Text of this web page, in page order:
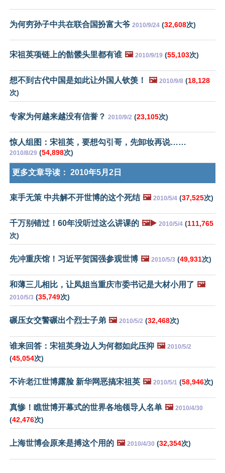
为何穷孙子中共在联合国扮富大爷 2010/9/24 (32,608次)
宋祖英项链上的骷髅头里都有谁 🖼️ 2010/9/19 (55,103次)
想不到古代中国是如此让外国人钦羡！ 🖼️ 2010/9/8 (18,128
次)
专家为何越来越没有信誉？ 2010/9/2 (23,105次)
惊人组图：宋祖英，要想勾引哥，先卸妆再说……
2010/8/29 (54,898次)
更多文章导读： 2010年5月2日
束手无策 中共解不开世博的这个死结 🖼️ 2010/5/4 (37,525次)
千万别错过！60年没听过这么讲课的 🖼️▶️ 2010/5/4 (111,765
次)
先冲重庆馆！习近平贺国强参观世博 🖼️ 2010/5/3 (49,931次)
和薄三儿相比，让凤姐当重庆市委书记是大材小用了 🖼️
2010/5/3 (35,749次)
碾压女交警碾出个烈士子弟 🖼️ 2010/5/2 (32,468次)
谁来回答：宋祖英身边人为何都如此压抑 🖼️ 2010/5/2
(45,054次)
不许老江世博露脸 新华网恶搞宋祖英 🖼️ 2010/5/1 (58,946次)
真惨！瞧世博开幕式的世界各地领导人名单 🖼️ 2010/4/30
(42,476次)
上海世博会原来是搏这个用的 🖼️ 2010/4/30 (32,354次)